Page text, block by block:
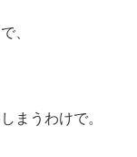
、
まうわけで。